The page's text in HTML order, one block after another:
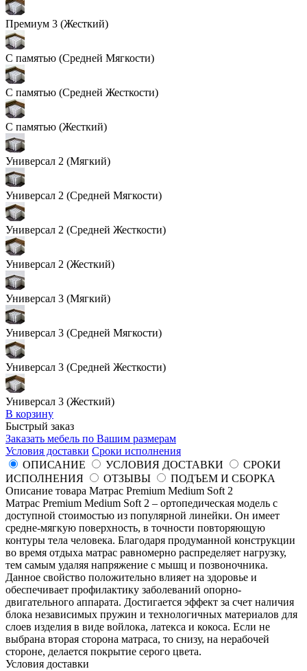
Премиум 3 (Жесткий)
С памятью (Средней Мягкости)
С памятью (Средней Жесткости)
С памятью (Жесткий)
Универсал 2 (Мягкий)
Универсал 2 (Средней Мягкости)
Универсал 2 (Средней Жесткости)
Универсал 2 (Жесткий)
Универсал 3 (Мягкий)
Универсал 3 (Средней Мягкости)
Универсал 3 (Средней Жесткости)
Универсал 3 (Жесткий)
В корзину
Быстрый заказ
Заказать мебель по Вашим размерам
Условия доставки Сроки исполнения
ОПИСАНИЕ
УСЛОВИЯ ДОСТАВКИ
СРОКИ
ИСПОЛНЕНИЯ
ОТЗЫВЫ
ПОДЪЕМ И СБОРКА
Описание товара Матрас Premium Medium Soft 2
Матрас Premium Medium Soft 2 – ортопедическая модель с
доступной стоимостью из популярной линейки. Он имеет
средне-мягкую поверхность, в точности повторяющую
контуры тела человека. Благодаря продуманной конструкции
во время отдыха матрас равномерно распределяет нагрузку,
тем самым удаляя напряжение с мышц и позвоночника.
Данное свойство положительно влияет на здоровье и
обеспечивает профилактику заболеваний опорно-
двигательного аппарата. Достигается эффект за счет наличия
блока независимых пружин и технологичных материалов для
слоев изделия в виде войлока, латекса и кокоса. Если не
выбрана вторая сторона матраса, то снизу, на нерабочей
стороне, делается покрытие серого цвета.
Условия доставки